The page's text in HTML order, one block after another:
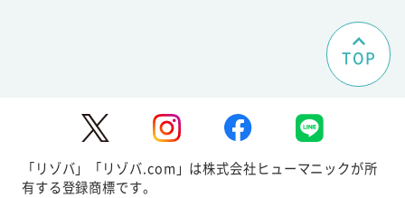
TOP
「リゾバ」「リゾバ.com」は株式会社ヒューマニックが所
有する登録商標です。